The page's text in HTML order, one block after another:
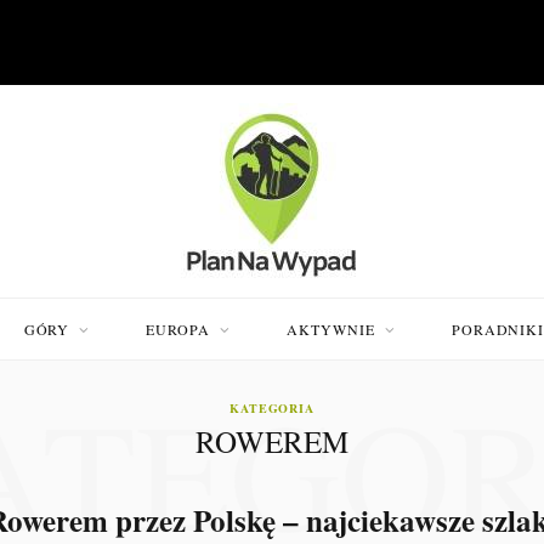
GÓRY EUROPA AKTYWNIE PORADNIKI
KATEGORIA
ROWEREM
przez Polskę – najciekawsze